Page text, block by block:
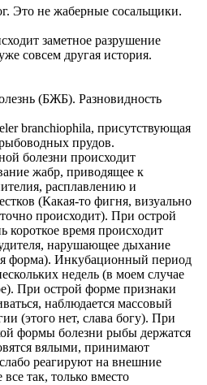
Это не жаберные сосальщики.
заметное разрушение
совсем другая история.
(БЖБ). Разновидность
branchiophila, присутствующая
прудов.
болезни происходит
жабр, приводящее к
расплавлению и
(Какая-то фигня, визуально
происходит). При острой
короткое время происходит
нарушающее дыхание
форма). Инкубационный период
недель (в моем случае
При острой форме признаки
наблюдается массовый
(этого нет, слава богу). При
формы болезни рыбы держатся
вялыми, принимают
реагируют на внешние
так, только вместо